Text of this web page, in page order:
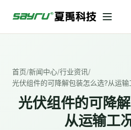
首页/新闻中心/行业资讯/
光伏组件的可降解包装怎么选?从运输
光伏组件的可降
从运输工